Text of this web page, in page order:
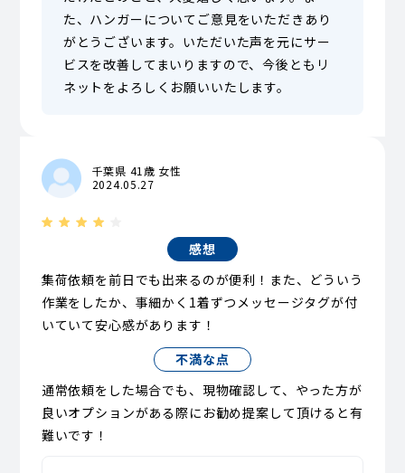
た、ハンガーについてご意見をいただきあり
がとうございます。いただいた声を元にサー
ビスを改善してまいりますので、今後ともリ
ネットをよろしくお願いいたします。
千葉県 41歳 女性
2024.05.27
感想
集荷依頼を前日でも出来るのが便利！また、どういう
作業をしたか、事細かく1着ずつメッセージタグが付
いていて安心感があります！
不満な点
通常依頼をした場合でも、現物確認して、やった方が
良いオプションがある際にお勧め提案して頂けると有
難いです！